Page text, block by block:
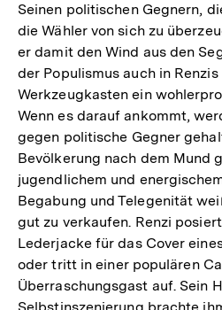
Seinen politischen Gegnern,
die Wähler von sich zu
er damit den Wind aus den
der Populismus auch in
Werkzeugkasten ein
Wenn es darauf ankommt,
gegen politische Gegner
Bevölkerung nach dem Mund
jugendlichem und
Begabung und Telegenität
gut zu verkaufen. Renzi
Lederjacke für das Cover
oder tritt in einer populären
Überraschungsgast auf. Sein